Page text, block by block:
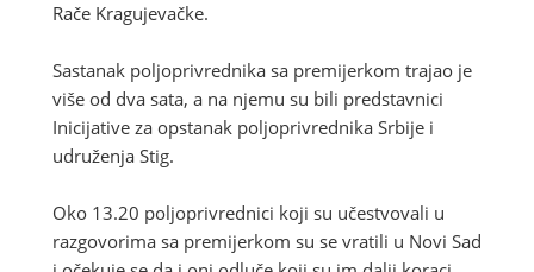
Rače Kragujevačke.
Sastanak poljoprivrednika sa premijerkom trajao je
više od dva sata, a na njemu su bili predstavnici
Inicijative za opstanak poljoprivrednika Srbije i
udruženja Stig.
Oko 13.20 poljoprivrednici koji su učestvovali u
razgovorima sa premijerkom su se vratili u Novi Sad